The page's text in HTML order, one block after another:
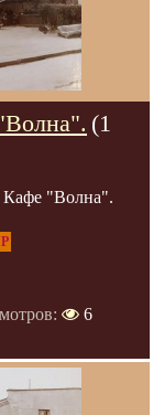
(1
Кафе "Волна".
6